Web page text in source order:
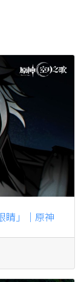
睛」｜原神